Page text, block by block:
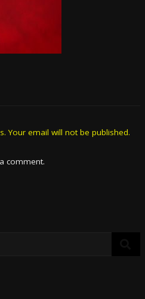
Your email will not be published.
comment.